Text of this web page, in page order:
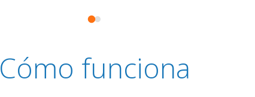
Cómo funciona